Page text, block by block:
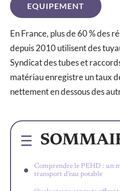
EQUIPEMENT
En France, plus de 60 % des
depuis 2010 utilisent des
Syndicat des tubes et
matériau enregistre un taux
nettement en dessous des
Comprendre le PEHD : un
transport d’eau potable